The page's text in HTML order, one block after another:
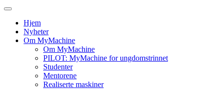
Hjem
Nyheter
Om MyMachine
Om MyMachine
PILOT: MyMachine for ungdomstrinnet
Studenter
Mentorene
Realiserte maskiner